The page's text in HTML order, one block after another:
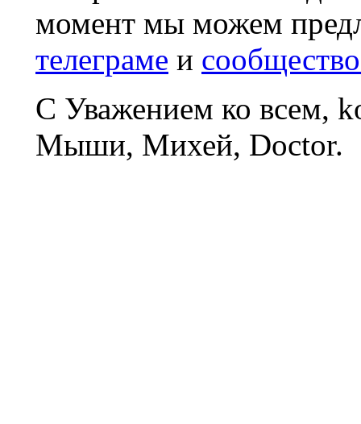
момент мы можем
телеграме и
С Уважением ко всем,
Мыши, Михей, Doctor.